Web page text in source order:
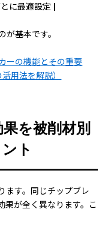
に最適設定 |
基本です。
ーの機能とその重要
用法を解説）
を被削材別
ト
ます。同じチップブレ
果が全く異なります。こ